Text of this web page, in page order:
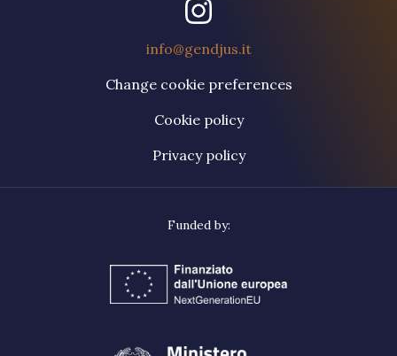
info@gendjus.it
Change cookie preferences
Cookie policy
Privacy policy